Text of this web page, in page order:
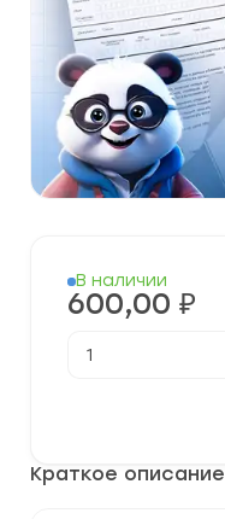
Краткое описание
В наличии
600,00 ₽
товара
Русскому